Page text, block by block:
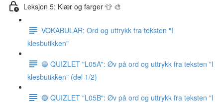
Leksjon 5: Klær og farger 👕 🎨
VOKABULAR: Ord og uttrykk fra teksten "I
klesbutikken"
🔵 QUIZLET "L05A": Øv på ord og uttrykk fra teksten "I
klesbutikken" (del 1/2)
🔵 QUIZLET "L05B": Øv på ord og uttrykk fra teksten "I